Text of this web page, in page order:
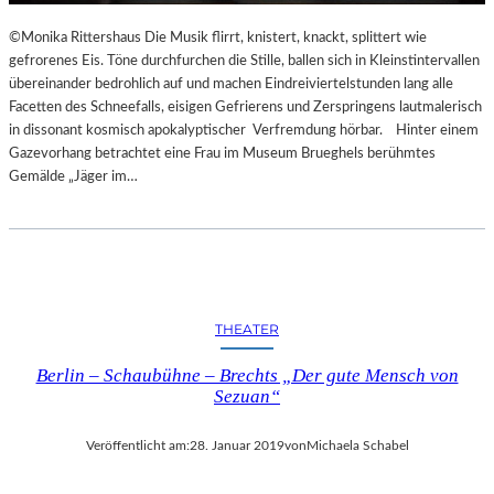
©Monika Rittershaus Die Musik flirrt, knistert, knackt, splittert wie
gefrorenes Eis. Töne durchfurchen die Stille, ballen sich in Kleinstintervallen
übereinander bedrohlich auf und machen Eindreiviertelstunden lang alle
Facetten des Schneefalls, eisigen Gefrierens und Zerspringens lautmalerisch
in dissonant kosmisch apokalyptischer Verfremdung hörbar. Hinter einem
Gazevorhang betrachtet eine Frau im Museum Brueghels berühmtes
Gemälde „Jäger im…
THEATER
Berlin – Schaubühne – Brechts „Der gute Mensch von
Sezuan“
Veröffentlicht am:28. Januar 2019vonMichaela Schabel